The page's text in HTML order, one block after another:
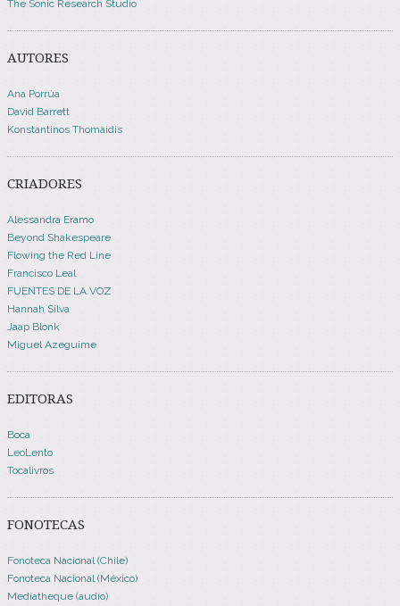
The Sonic Research Studio
AUTORES
Ana Porrúa
David Barrett
Konstantinos Thomaidis
CRIADORES
Alessandra Eramo
Beyond Shakespeare
Flowing the Red Line
Francisco Leal
FUENTES DE LA VOZ
Hannah Silva
Jaap Blonk
Miguel Azeguime
EDITORAS
Boca
LeoLento
Tocalivros
FONOTECAS
Fonoteca Nacional (Chile)
Fonoteca Nacional (México)
Mediatheque (audio)